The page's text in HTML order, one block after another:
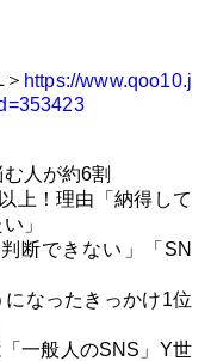
https://www.qoo10.j
人が約6割
上！理由「納得して
」
断できない」「SN
になったきっかけ1位
一般人のSNS」Y世